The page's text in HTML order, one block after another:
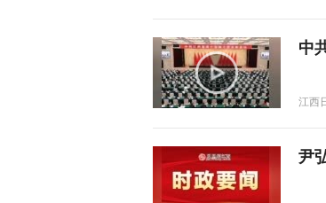
中
江西
尹